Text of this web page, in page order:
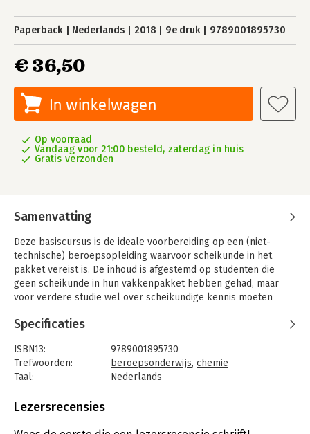
Paperback Nederlands 2018 9e druk 9789001895730
€ 36,50
In winkelwagen
Op voorraad
Vandaag voor 21:00 besteld, zaterdag in huis
Gratis verzonden
Samenvatting
Deze basiscursus is de ideale voorbereiding op een (niet-
technische) beroepsopleiding waarvoor scheikunde in het
pakket vereist is. De inhoud is afgestemd op studenten die
geen scheikunde in hun vakkenpakket hebben gehad, maar
voor verdere studie wel over scheikundige kennis moeten
zorg samengesteld. Enkele onvolkomenheden zijn in de 7e en
and Applied Chemistry) nieuwe regels heeft opgesteld voor de
nomenclatuur van organische verbindingen, is verspreid over
het boek ook de nieuwe naamgeving toegepast.
korte tijd via zelfstudie de benodigde kennis kunnen opdoen.
Specificaties
ISBN13:
9789001895730
Trefwoorden:
beroepsonderwijs, chemie
Taal:
Nederlands
Aantal pagina's:
Lezersrecensies